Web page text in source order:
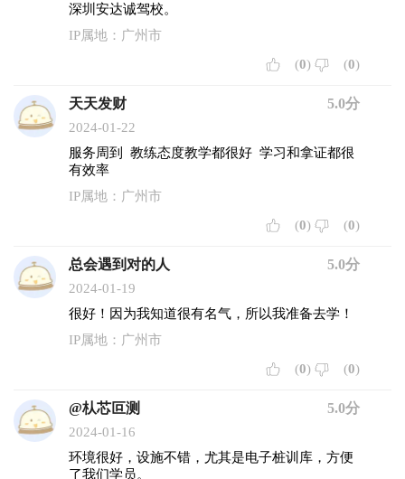
深圳安达诚驾校。
IP属地：广州市
(0) (0)
天天发财 5.0分
2024-01-22
服务周到 教练态度教学都很好 学习和拿证都很
有效率
IP属地：广州市
(0) (0)
总会遇到对的人 5.0分
2024-01-19
很好！因为我知道很有名气，所以我准备去学！
IP属地：广州市
(0) (0)
@朲芯叵测 5.0分
2024-01-16
环境很好，设施不错，尤其是电子桩训库，方便
了我们学员。